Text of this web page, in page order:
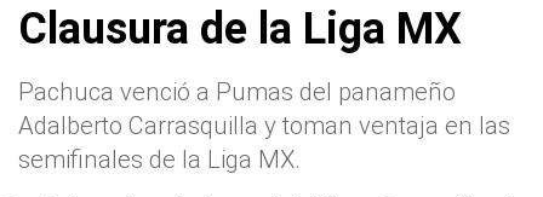
Clausura de la Liga MX
Pachuca venció a Pumas del panameño
Adalberto Carrasquilla y toman ventaja en las
semifinales de la Liga MX.